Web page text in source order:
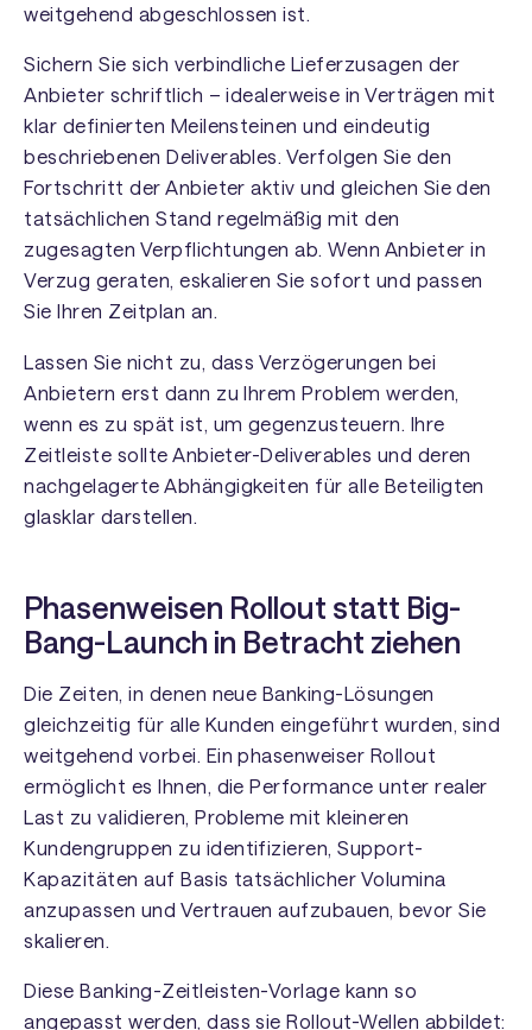
weitgehend abgeschlossen ist.
Sichern Sie sich verbindliche Lieferzusagen der
Anbieter schriftlich – idealerweise in Verträgen mit
klar definierten Meilensteinen und eindeutig
beschriebenen Deliverables. Verfolgen Sie den
Fortschritt der Anbieter aktiv und gleichen Sie den
tatsächlichen Stand regelmäßig mit den
zugesagten Verpflichtungen ab. Wenn Anbieter in
Verzug geraten, eskalieren Sie sofort und passen
Sie Ihren Zeitplan an.
Lassen Sie nicht zu, dass Verzögerungen bei
Anbietern erst dann zu Ihrem Problem werden,
wenn es zu spät ist, um gegenzusteuern. Ihre
Zeitleiste sollte Anbieter-Deliverables und deren
nachgelagerte Abhängigkeiten für alle Beteiligten
glasklar darstellen.
Phasenweisen Rollout statt Big-
Bang-Launch in Betracht ziehen
Die Zeiten, in denen neue Banking-Lösungen
gleichzeitig für alle Kunden eingeführt wurden, sind
weitgehend vorbei. Ein phasenweiser Rollout
ermöglicht es Ihnen, die Performance unter realer
Last zu validieren, Probleme mit kleineren
Kundengruppen zu identifizieren, Support-
Kapazitäten auf Basis tatsächlicher Volumina
anzupassen und Vertrauen aufzubauen, bevor Sie
skalieren.
Diese Banking-Zeitleisten-Vorlage kann so
angepasst werden, dass sie Rollout-Wellen abbildet: